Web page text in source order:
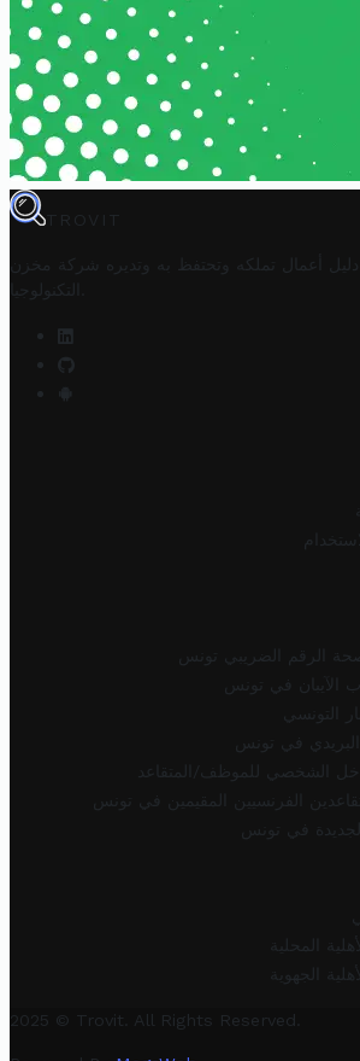
TROVIT
أعمال تملكه وتحتفظ به وتديره
شركة مخزن
التكنولوجيا
الرقم الضريبي تونس
الآيبان في تونس
التونسي
في تونس
الشخصي للموظف/المتقاعد
الفرنسيين المقيمين في تونس
في تونس
المحلية
الجهوية
2025 © Trovit. All Rights Reserved.